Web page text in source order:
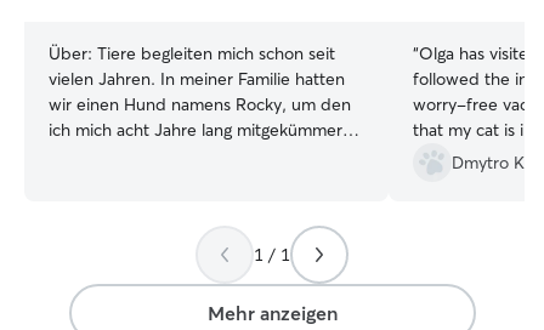
Über: Tiere begleiten mich schon seit
vielen Jahren. In meiner Familie hatten
wir einen Hund namens Rocky, um den
ich mich acht Jahre lang mitgekümmert
Haustieren beigebracht. Aktuell lebe ich
in einer Wohngemeinschaft mit einer
Freundin und ihrer Katze Elli. Seit etwa
einem Jahr kümmere ich mich
“Olga has
followed the
worry-free
that my cat is in
for yourDmytro K.
1 / 1
Mehr anzeigen